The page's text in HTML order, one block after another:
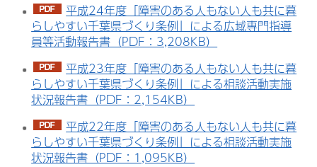
平成24年度「障害のある人もない人も共に暮
らしやすい千葉県づくり条例」による広域専門指導
員等活動報告書（PDF：3,208KB）
平成23年度「障害のある人もない人も共に暮
らしやすい千葉県づくり条例」による相談活動実施
状況報告書（PDF：2,154KB）
平成22年度「障害のある人もない人も共に暮
らしやすい千葉県づくり条例」による相談活動実施
状況報告書（PDF：1,095KB）